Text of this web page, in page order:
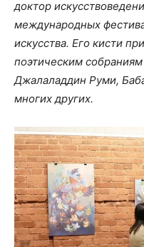
доктор
международных
искусства. Его кисти
поэтическим собраниям
Джалаладдин Руми,
многих других.